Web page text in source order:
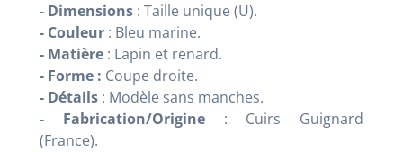
- Dimensions : Taille unique (U).
- Couleur : Bleu marine.
- Matière : Lapin et renard.
- Forme : Coupe droite.
- Détails : Modèle sans manches.
- Fabrication/Origine: Cuirs Guignard
(France).